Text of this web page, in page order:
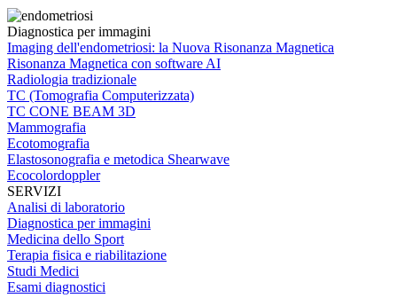
Diagnostica per immagini
Imaging dell'endometriosi: la Nuova Risonanza Magnetica
Risonanza Magnetica con software AI
Radiologia tradizionale
TC (Tomografia Computerizzata)
TC CONE BEAM 3D
Mammografia
Ecotomografia
Elastosonografia e metodica Shearwave
Ecocolordoppler
SERVIZI
Analisi di laboratorio
Diagnostica per immagini
Medicina dello Sport
Terapia fisica e riabilitazione
Studi Medici
Esami diagnostici